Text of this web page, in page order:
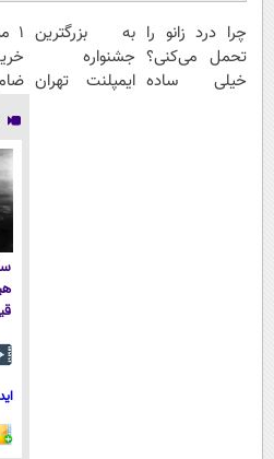
چرا درد زانو را
تحمل می‌کنی؟
خیلی ساده
به بزرگترین
جشنواره
ایمپلنت تهران